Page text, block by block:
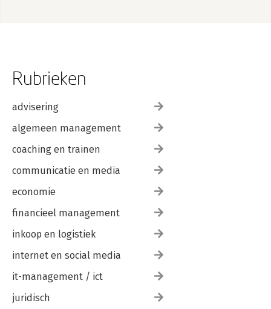
Rubrieken
advisering
algemeen management
coaching en trainen
communicatie en media
economie
financieel management
inkoop en logistiek
internet en social media
it-management / ict
juridisch